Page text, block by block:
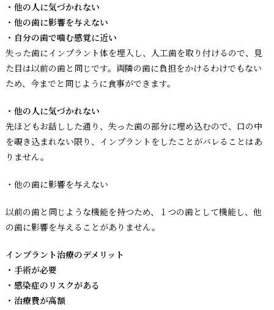
・他の人に気づかれない
・他の歯に影響を与えない
・自分の歯で噛む感覚に近い
失った歯にインプラント体を埋入し、人工歯を取り付けるので、見
た目は以前の歯と同じです。両隣の歯に負担をかけるわけでもない
ため、今までと同じように食事ができます。
・他の人に気づかれない
先ほどもお話しした通り、失った歯の部分に埋め込むので、口の中
を覗き込まれない限り、インプラントをしたことがバレることはあ
りません。
・他の歯に影響を与えない
以前の歯と同じような機能を持つため、１つの歯として機能し、他
の歯に影響を与えることがありません。
インプラント治療のデメリット
・手術が必要
・感染症のリスクがある
・治療費が高額